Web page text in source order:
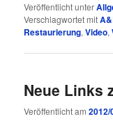
Veröffentlicht unter
Verschlagwortet mit
Restaurierung,Video,
Neue Links
Veröffentlicht am2012/